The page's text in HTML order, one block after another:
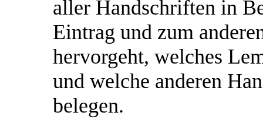
aller Handschriften in
Eintrag und zum
hervorgeht, welches
und welche anderen
belegen.